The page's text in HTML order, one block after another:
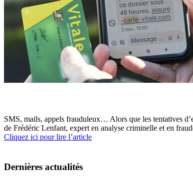
SMS, mails, appels frauduleux… Alors que les tentatives
de Frédéric Lenfant, expert en analyse criminelle et en
Cliquez ici pour lire l’article
Dernières actualités